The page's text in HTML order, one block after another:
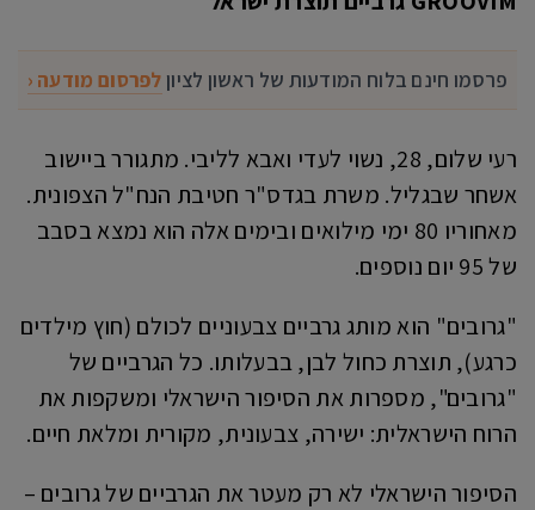
פרסמו חינם בלוח המודעות של ראשון לציון לפרסום מודעה ‹
רעי שלום, 28, נשוי לעדי ואבא לליבי. מתגורר ביישוב
אשחר שבגליל. משרת בגדס"ר חטיבת הנח"ל הצפונית.
מאחוריו 80 ימי מילואים ובימים אלה הוא נמצא בסבב
של 95 יום נוספים.
"גרובים" הוא מותג גרביים צבעוניים לכולם (חוץ מילדים
כרגע), תוצרת כחול לבן, בבעלותו. כל הגרביים של
"גרובים", מספרות את הסיפור הישראלי ומשקפות את
הרוח הישראלית: ישירה, צבעונית, מקורית ומלאת חיים.
הסיפור הישראלי לא רק מעטר את הגרביים של גרובים –